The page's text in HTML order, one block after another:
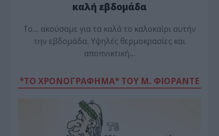
καλή εβδομάδα
Το… ακούσαμε για τα καλά το καλοκαίρι αυτήν
την εβδομάδα. Υψηλές θερμοκρασίες και
αποπνικτική…
*ΤΟ ΧΡΟΝΟΓΡΑΦΗΜΑ* ΤΟΥ Μ. ΦΙΟΡΆΝΤΕ